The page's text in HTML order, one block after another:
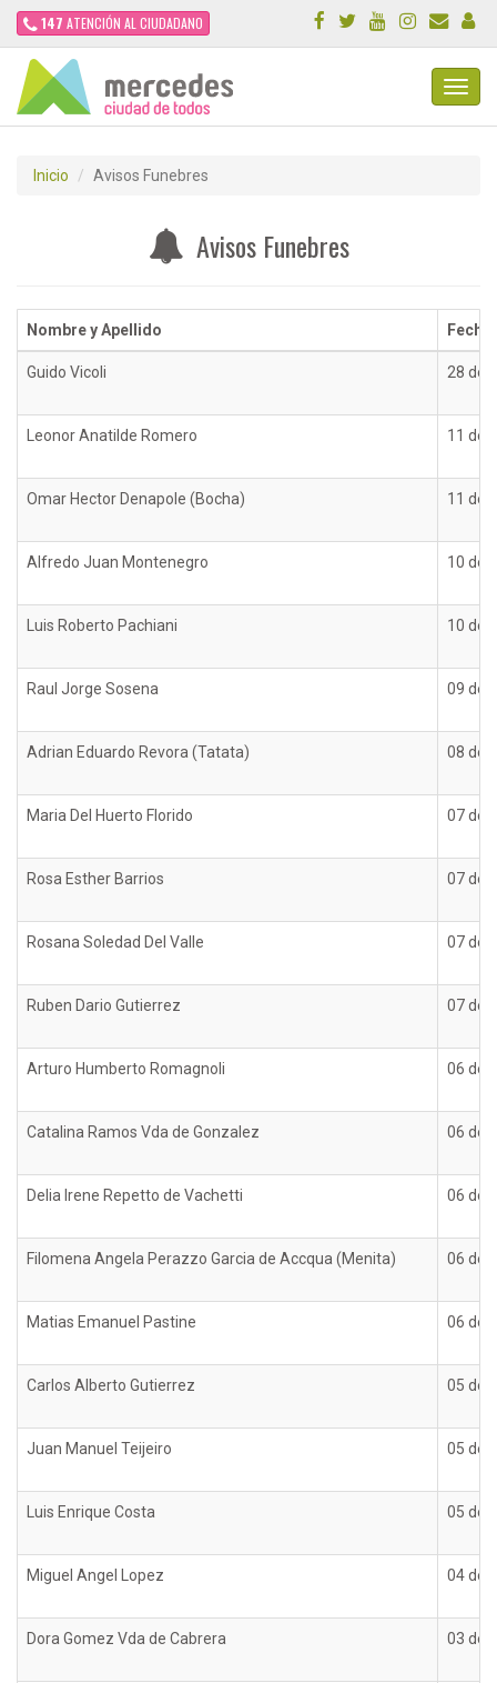
147 ATENCIÓN AL CIUDADANO
Inicio Avisos Funebres
Avisos Funebres
Nombre y Apellido
Guido Vicoli 28 de
Leonor Anatilde Romero 11 de
Omar Hector Denapole (Bocha) 11 de
Alfredo Juan Montenegro 10 de
Luis Roberto Pachiani 10 de
Raul Jorge Sosena 09 de
Adrian Eduardo Revora (Tatata) 08 de
Maria Del Huerto Florido 07 de
Rosa Esther Barrios 07 de
Rosana Soledad Del Valle 07 de
Ruben Dario Gutierrez 07 de
Arturo Humberto Romagnoli 06 de
Catalina Ramos Vda de Gonzalez 06 de
Delia Irene Repetto de Vachetti 06 de
Filomena Angela Perazzo Garcia de Accqua (Menita) 06 de
Matias Emanuel Pastine 06 de
Carlos Alberto Gutierrez 05 de
Juan Manuel Teijeiro 05 de
Luis Enrique Costa 05 de
Miguel Angel Lopez 04 de
Dora Gomez Vda de Cabrera 03 de